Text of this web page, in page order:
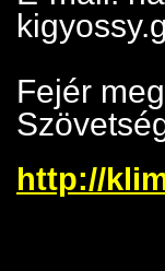
Fejér
http://